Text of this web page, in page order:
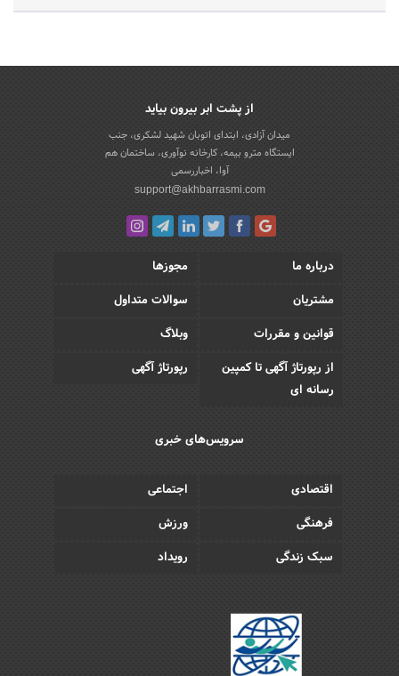
از پشت ابر بیرون بیاید
میدان آزادی، ابتدای اتوبان شهید لشکری، جنب
ایستگاه مترو بیمه، کارخانه نوآوری، ساختمان هم
آوا، اخباررسمی
support@akhbarrasmi.com
درباره ما
مجوزها
مشتریان
سوالات متداول
قوانین و مقررات
وبلاگ
از رپورتاژ آگهی تا کمپین
رسانه ای
رپورتاژ آگهی
سرویس‌های خبری
اقتصادی
اجتماعی
فرهنگی
ورزش
سبک زندگی
رویداد